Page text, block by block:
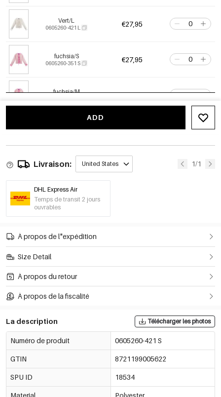
Vert/L
0605260-421 L €27,95
fuchsia/S
0605260-351 S €27,95
fuchsia/M €27,95
€27,95
ADD
Livraison: United States 1/1
DHL Express Air
Temps de transit 2 jours
ouvrables
À propos de l"expédition
Size Detail
À propos du retour
À propos de la fiscalité
La description Télécharger les photos
Numéro de produit 0605260-421 S
GTIN 8721199005622
SPU ID 18534